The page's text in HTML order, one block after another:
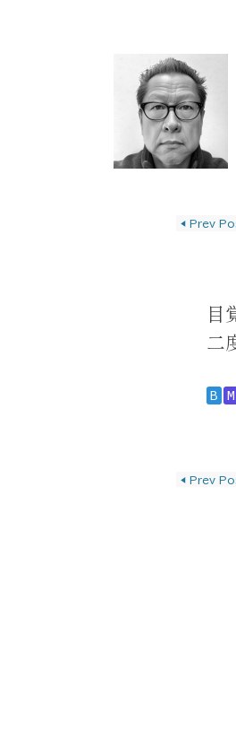
◀ Prev
目
二
B M
投
◀ Prev